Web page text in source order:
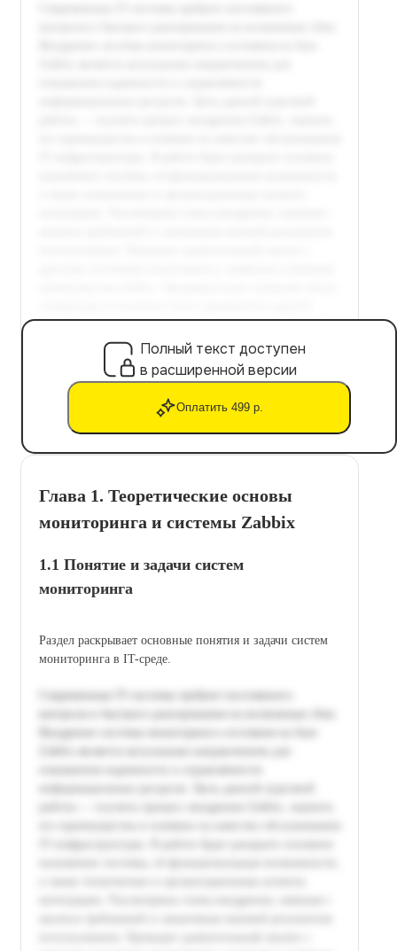
Полный текст доступен
в расширенной версии
Оплатить 499 р.
Глава 1. Теоретические основы
мониторинга и системы Zabbix
1.1 Понятие и задачи систем
мониторинга
Раздел раскрывает основные понятия и задачи систем
мониторинга в IT-среде.